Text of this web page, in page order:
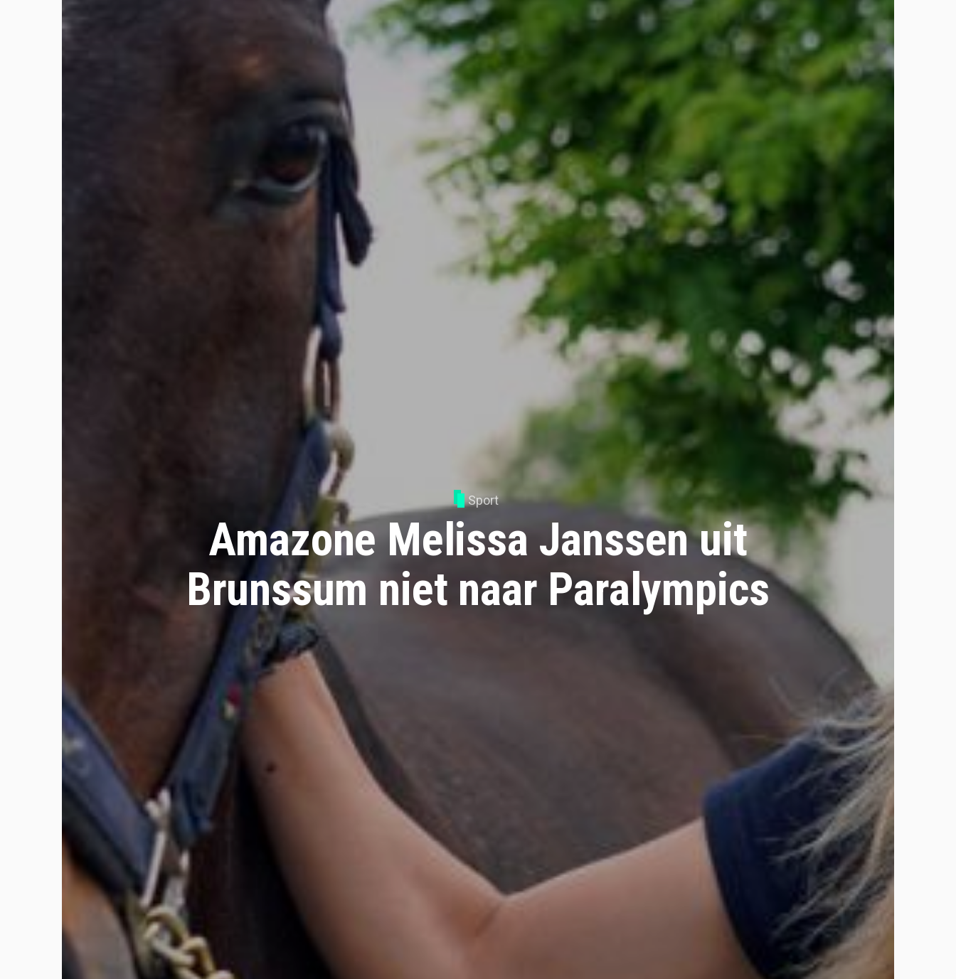
Sport
Amazone Melissa Janssen uit
Brunssum niet naar Paralympics